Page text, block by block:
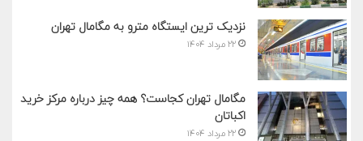
نزدیک ترین ایستگاه مترو به مگامال تهران
۲۲ مرداد ۱۴۰۴
مگامال تهران کجاست؟ همه چیز درباره مرکز خرید
اکباتان
۲۲ مرداد ۱۴۰۴